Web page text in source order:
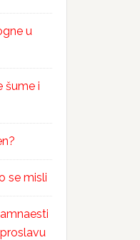
u
šume i
se misli